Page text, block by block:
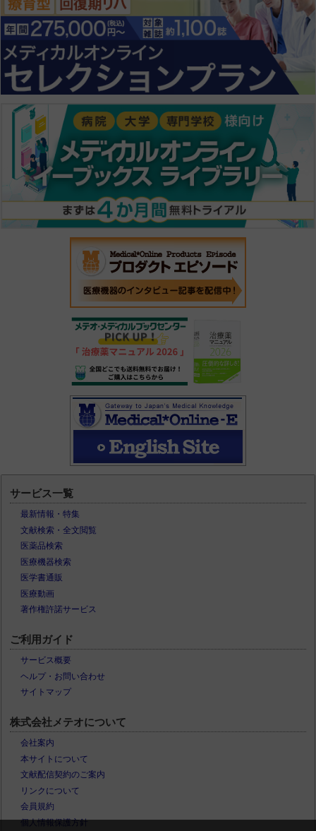
サービス一覧
最新情報・特集
文献検索・全文閲覧
医薬品検索
医療機器検索
医学書通販
医療動画
著作権許諾サービス
ご利用ガイド
サービス概要
ヘルプ・お問い合わせ
サイトマップ
株式会社メテオについて
会社案内
本サイトについて
文献配信契約のご案内
リンクについて
会員規約
個人情報保護方針